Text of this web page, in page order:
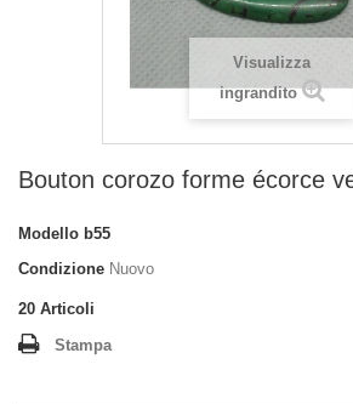
Visualizza
ingrandito
Bouton corozo forme écorce
Modello b55
Condizione Nuovo
20 Articoli
Stampa